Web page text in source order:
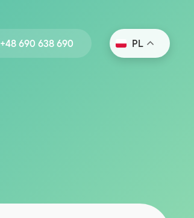
+48 690 638 690 PL